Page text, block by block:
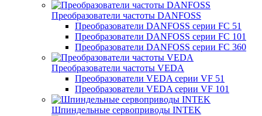
Преобразователи частоты DANFOSS
Преобразователи DANFOSS серии FC 51
Преобразователи DANFOSS серии FC 101
Преобразователи DANFOSS серии FC 360
Преобразователи частоты VEDA
Преобразователи VEDA серии VF 51
Преобразователи VEDA серии VF 101
Шпиндельные сервоприводы INTEK